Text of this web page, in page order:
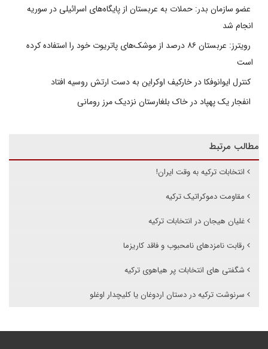
عضو سازمان بدر: حملات به عربستان از پایگاه‌های اسرائیلی در سوریه
انجام شد
رویترز: عربستان ۸۶ درصد از موشک‌های پاتریوت خود را استفاده کرده
است
کنترل ایوانوفکا در خارکیف اوکراین به دست ارتش روسیه افتاد
انفجار یک پهپاد در خاک بلغارستان نزدیک مرز رومانی
مطالب مرتبط
انتخابات ترکیه به وقت ایران!
مقاومت دموکراتیک ترکیه
غلیان هیجان در انتخابات ترکیه
رقابت نامزدهای نامحبوب و فاقد کاریزما
شگفتی های انتخابات پر هیاهوی ترکیه
سرنوشت ترکیه در دستان اردوغان یا کلیچدار اوغلو